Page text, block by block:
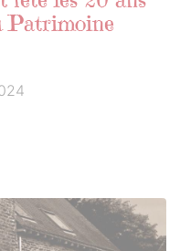
Patrimoine